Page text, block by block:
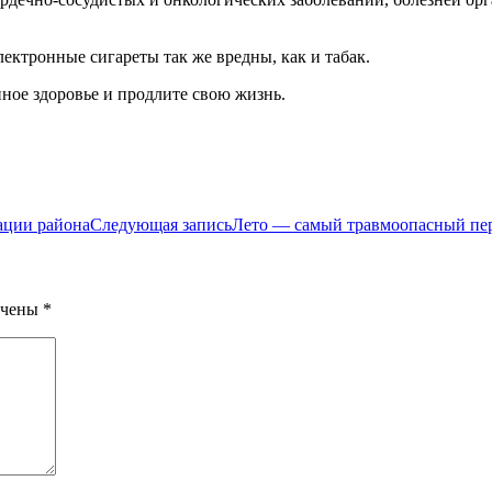
сигареты так же вредны, как и табак.
здоровье и продлите свою жизнь.
районаСледующая записьЛето — самый травмоопасный
*